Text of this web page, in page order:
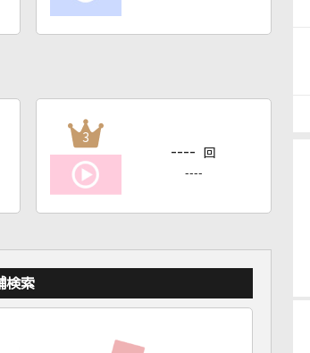
3
---- 回
----
検索